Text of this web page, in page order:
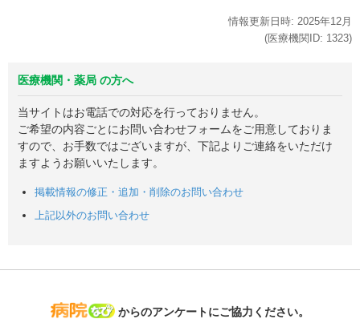
情報更新日時: 2025年12月
(医療機関ID: 1323)
医療機関・薬局 の方へ
当サイトはお電話での対応を行っておりません。
ご希望の内容ごとにお問い合わせフォームをご用意しておりま
すので、お手数ではございますが、下記よりご連絡をいただけ
ますようお願いいたします。
掲載情報の修正・追加・削除のお問い合わせ
上記以外のお問い合わせ
病院なび
からのアンケートにご協力ください。